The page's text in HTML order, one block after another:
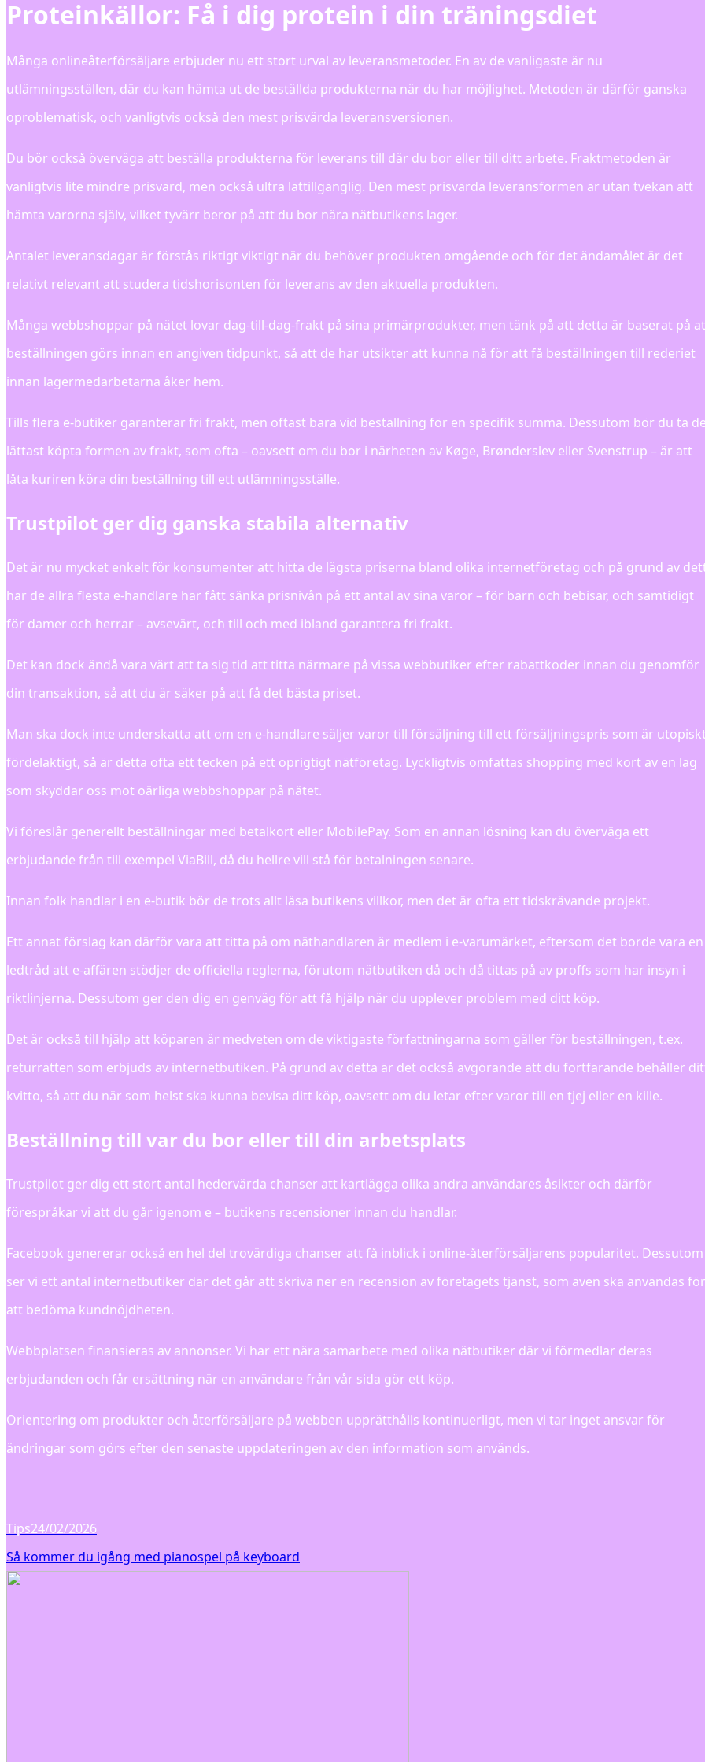
Proteinkällor: Få i dig protein i din träningsdiet
Många onlineåterförsäljare erbjuder nu ett stort urval av leveransmetoder. En av de vanligaste är nu
utlämningsställen, där du kan hämta ut de beställda produkterna när du har möjlighet. Metoden är därför ganska
oproblematisk, och vanligtvis också den mest prisvärda leveransversionen.
Du bör också överväga att beställa produkterna för leverans till där du bor eller till ditt arbete. Fraktmetoden är
vanligtvis lite mindre prisvärd, men också ultra lättillgänglig. Den mest prisvärda leveransformen är utan tvekan att
hämta varorna själv, vilket tyvärr beror på att du bor nära nätbutikens lager.
Antalet leveransdagar är förstås riktigt viktigt när du behöver produkten omgående och för det ändamålet är det
relativt relevant att studera tidshorisonten för leverans av den aktuella produkten.
Många webbshoppar på nätet lovar dag-till-dag-frakt på sina primärprodukter, men tänk på att detta är baserat på
beställningen görs innan en angiven tidpunkt, så att de har utsikter att kunna nå för att få beställningen till rederiet
innan lagermedarbetarna åker hem.
Tills flera e-butiker garanterar fri frakt, men oftast bara vid beställning för en specifik summa. Dessutom bör du ta
lättast köpta formen av frakt, som ofta – oavsett om du bor i närheten av Køge, Brønderslev eller Svenstrup – är att
låta kuriren köra din beställning till ett utlämningsställe.
Trustpilot ger dig ganska stabila alternativ
Det är nu mycket enkelt för konsumenter att hitta de lägsta priserna bland olika internetföretag och på grund av
har de allra flesta e-handlare har fått sänka prisnivån på ett antal av sina varor – för barn och bebisar, och samtidigt
för damer och herrar – avsevärt, och till och med ibland garantera fri frakt.
Det kan dock ändå vara värt att ta sig tid att titta närmare på vissa webbutiker efter rabattkoder innan du genomför
din transaktion, så att du är säker på att få det bästa priset.
Man ska dock inte underskatta att om en e-handlare säljer varor till försäljning till ett försäljningspris som är
fördelaktigt, så är detta ofta ett tecken på ett oprigtigt nätföretag. Lyckligtvis omfattas shopping med kort av en lag
som skyddar oss mot oärliga webbshoppar på nätet.
Vi föreslår generellt beställningar med betalkort eller MobilePay. Som en annan lösning kan du överväga ett
erbjudande från till exempel ViaBill, då du hellre vill stå för betalningen senare.
Innan folk handlar i en e-butik bör de trots allt läsa butikens villkor, men det är ofta ett tidskrävande projekt.
Ett annat förslag kan därför vara att titta på om näthandlaren är medlem i e-varumärket, eftersom det borde vara en
ledtråd att e-affären stödjer de officiella reglerna, förutom nätbutiken då och då tittas på av proffs som har insyn i
riktlinjerna. Dessutom ger den dig en genväg för att få hjälp när du upplever problem med ditt köp.
Det är också till hjälp att köparen är medveten om de viktigaste författningarna som gäller för beställningen, t.ex.
returrätten som erbjuds av internetbutiken. På grund av detta är det också avgörande att du fortfarande behåller
kvitto, så att du när som helst ska kunna bevisa ditt köp, oavsett om du letar efter varor till en tjej eller en kille.
Beställning till var du bor eller till din arbetsplats
Trustpilot ger dig ett stort antal hedervärda chanser att kartlägga olika andra användares åsikter och därför
förespråkar vi att du går igenom e – butikens recensioner innan du handlar.
Facebook genererar också en hel del trovärdiga chanser att få inblick i online-återförsäljarens popularitet. Dessutom
ser vi ett antal internetbutiker där det går att skriva ner en recension av företagets tjänst, som även ska användas för
att bedöma kundnöjdheten.
Webbplatsen finansieras av annonser. Vi har ett nära samarbete med olika nätbutiker där vi förmedlar deras
erbjudanden och får ersättning när en användare från vår sida gör ett köp.
Orientering om produkter och återförsäljare på webben upprätthålls kontinuerligt, men vi tar inget ansvar för
ändringar som görs efter den senaste uppdateringen av den information som används.
Tips24/02/2026
Så kommer du igång med pianospel på keyboard